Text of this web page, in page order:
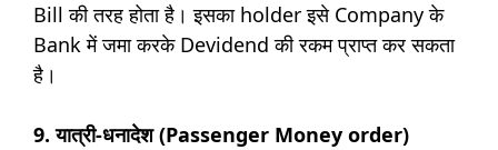
Bill की तरह होता है। इसका holder इसे Company के
Bank में जमा करके Devidend की रकम प्राप्त कर सकता
है।
9. यात्री-धनादेश (Passenger Money order)